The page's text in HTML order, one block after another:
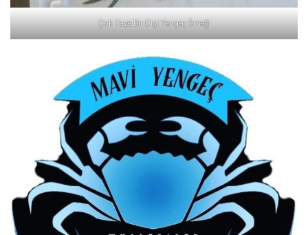
Çok Taze Bir Dişi Yengeç Örneği